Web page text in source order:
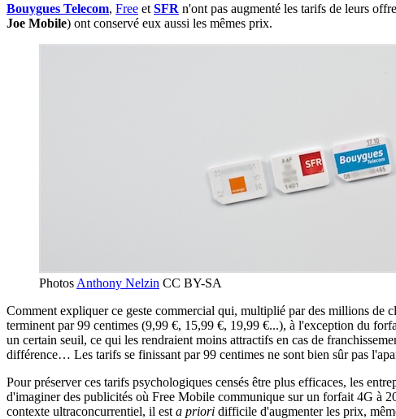
Bouygues Telecom, Free et SFR n'ont pas augmenté les tarifs de leurs
Joe Mobile) ont conservé eux aussi les mêmes prix.
Photos Anthony Nelzin CC BY-SA
Comment expliquer ce geste commercial qui, multiplié par des millions de
terminent par 99 centimes (9,99 €, 15,99 €, 19,99 €...), à l'exception du
un certain seuil, ce qui les rendraient moins attractifs en cas de
différence… Les tarifs se finissant par 99 centimes ne sont bien sûr pas
Pour préserver ces tarifs psychologiques censés être plus efficaces, les
d'imaginer des publicités où Free Mobile communique sur un forfait 4G à
contexte ultraconcurrentiel, il est a priori difficile d'augmenter les prix,